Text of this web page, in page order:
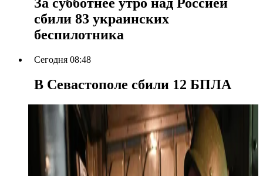
сбили 83 украинских
беспилотника
Сегодня 08:48
В Севастополе сбили 12 БПЛА